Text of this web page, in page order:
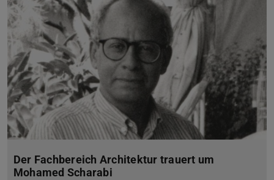
Der Fachbereich Architektur trauert um
Mohamed Scharabi